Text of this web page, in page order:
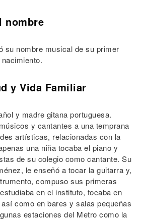
nombre
su nombre musical de su primer
y Vida Familiar
y madre gitana portuguesa.
y cantantes a una temprana
artísticas, relacionadas con la
una niña tocaba el piano y
de su colegio como cantante. Su
le enseñó a tocar la guitarra y,
compuso sus primeras
en el instituto, tocaba en
como en bares y salas pequeñas
estaciones del Metro como la